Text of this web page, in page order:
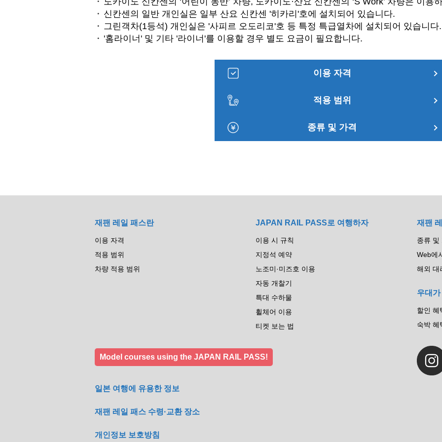
신칸센의 일반 개인실은 일부 산요 신칸센 '히카리'호에 설치되어 있습니다.
그린객차(1등석) 개인실은 '사피르 오도리코'호 등 특정 특급열차에 설치되어 있습니다.
'홈라이너' 및 기타 '라이너'를 이용할 경우 별도 요금이 필요합니다.
이용 자격
적용 범위
종류 및 가격
재팬 레일 패스란
이용 자격
적용 범위
차량 적용 범위
JAPAN RAIL PASS로 여행하자
이용 시 규칙
지정석 예약
노조미·미즈호 이용
자동 개찰기
특대 수하물
휠체어 이용
티켓 보는 법
재팬
종류 및
Web에
해외 대
우대가
할인 혜
숙박 혜
Model courses using the JAPAN RAIL PASS!
일본 여행에 유용한 정보
재팬 레일 패스 수령·교환 장소
개인정보 보호방침